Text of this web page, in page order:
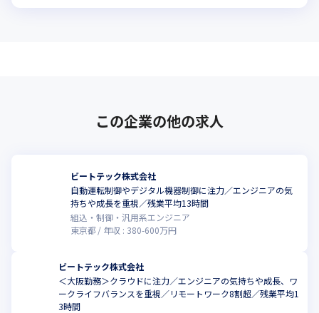
この企業の他の求人
ビートテック株式会社
自動運転制御やデジタル機器制御に注力／エンジニアの気
持ちや成長を重視／残業平均13時間
組込・制御・汎用系エンジニア
東京都
年収 : 380-600万円
ビートテック株式会社
＜大阪勤務＞クラウドに注力／エンジニアの気持ちや成長、ワ
ークライフバランスを重視／リモートワーク8割超／残業平均1
3時間